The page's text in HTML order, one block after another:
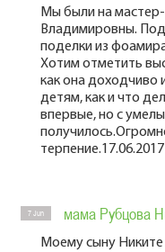
Мы были на
Владимировны.
поделки из
Хотим отметить
как она доходчиво
детям, как и что
впервые, но с
терпение.17.06.2017
7 Jun мама Рубцова
Моему сыну Никите